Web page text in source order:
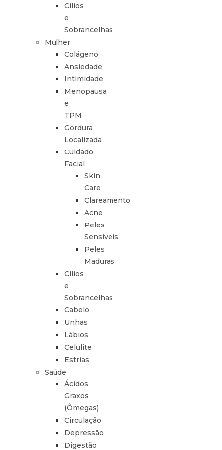
Cílios
e
Sobrancelhas
Mulher
Colágeno
Ansiedade
Intimidade
Menopausa
e
TPM
Gordura
Localizada
Cuidado
Facial
Skin
Care
Clareamento
Acne
Peles
Sensíveis
Peles
Maduras
Cílios
e
Sobrancelhas
Cabelo
Unhas
Lábios
Celulite
Estrias
Saúde
Ácidos
Graxos
(Ômegas)
Circulação
Depressão
Digestão